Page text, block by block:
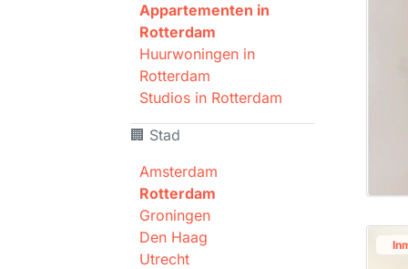
Appartementen in
Rotterdam
Huurwoningen in
Rotterdam
Studios in Rotterdam
🏢 Stad
Amsterdam
Rotterdam
Groningen
Den Haag
Utrecht